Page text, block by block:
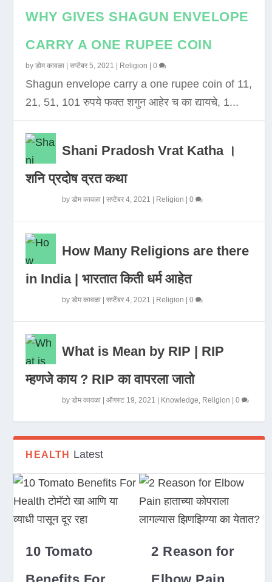
WHY GIVES SHAGUN ENVELOPE
CARRY A ONE RUPEE COIN
byडोम कावळा |सप्टेंबर 5, 2021 Religion |0
Shagun envelope carry a one rupee coin of 11,
21, 51, 101 रुपये फक्त शगुन आहेर च का द्यायचे, 1...
Shani Pradosh Vrat Katha ।
शनि प्रदोष व्रत कथा
byडोम कावळा |सप्टेंबर 4, 2021 Religion |0
How Many Religions are there
in India | भारतात किती धर्म आहेत
byडोम कावळा |सप्टेंबर 4, 2021 Religion |0
What is Mean by RIP | RIP
म्हणजे काय ? RIP का वापरला जातो
byडोम कावळा |ऑगस्ट 19, 2021 Knowledge, Religion |0
HEALTH Latest
10 Tomato
2 Reason for